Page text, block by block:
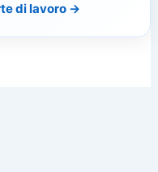
di lavoro →